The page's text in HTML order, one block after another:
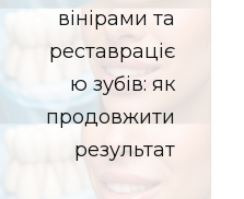
вінірами та
реставраціє
ю зубів: як
продовжити
результат